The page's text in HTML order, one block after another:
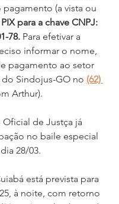
pagamento (a vista ou
PIX para a chave CNPJ:
78. Para efetivar a
informar o nome,
pagamento ao setor
Sindojus-GO no (62)
Arthur).
de Justça já
no baile especial
28/03.
está prevista para
à noite, com retorno